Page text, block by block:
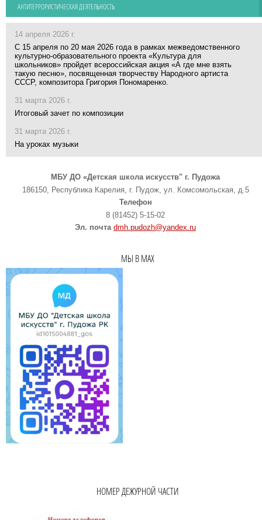
АНТИТЕРРОРИСТИЧЕСКАЯ ДЕЯТЕЛЬНОСТЬ
14 апреля 2026 г.
С 15 апреля по 20 мая 2026 года в рамках межведомственного
культурно-образовательного проекта «Культура для
школьников» пройдет всероссийская акция «А где мне взять
такую песню», посвященная творчеству Народного артиста
СССР, композитора Григория Пономаренко.
31 марта 2026 г.
Итоговый зачет по композиции
31 марта 2026 г.
На уроках музыки
МБУ ДО «Детская школа искусств" г. Пудожа
186150, Республика Карелия, г. Пудож, ул. Комсомольская, д.5
Телефон
8 (81452) 5-15-02
Эл. почта dmh.pudozh@yandex.ru
МЫ В MAX
НОМЕР ДЕЖУРНОЙ ЧАСТИ